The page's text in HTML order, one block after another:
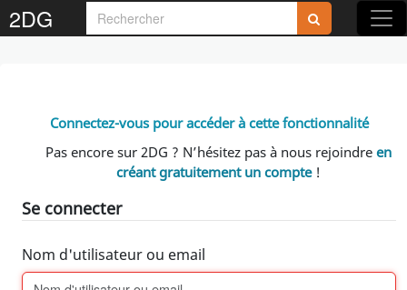
2DG
Connectez-vous pour accéder à cette fonctionnalité
Pas encore sur 2DG ? N’hésitez pas à nous rejoindre en
créant gratuitement un compte!
Se connecter
Nom d'utilisateur ou email